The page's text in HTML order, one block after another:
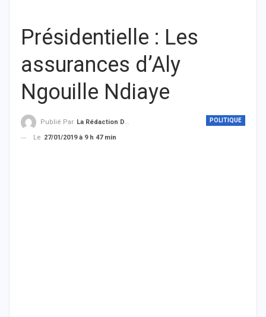
Présidentielle : Les
assurances d’Aly
Ngouille Ndiaye
POLITIQUE
Publié Par La Rédaction De THIEYSENEGAL.com
Le 27/01/2019 à 9 h 47 min